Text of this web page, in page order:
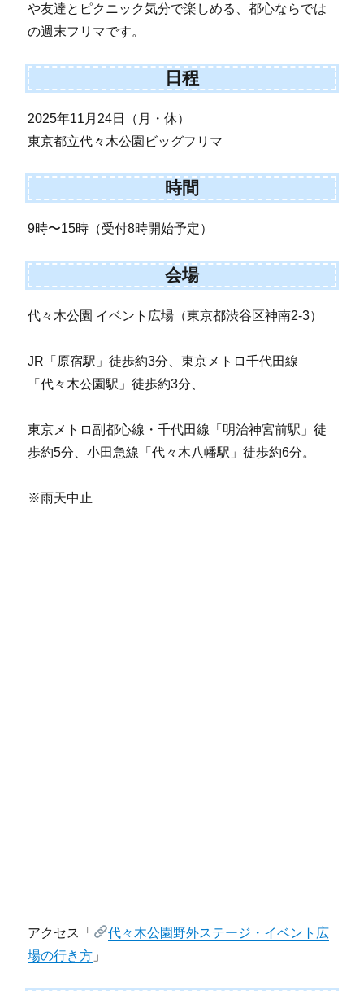
や友達とピクニック気分で楽しめる、都心ならでは
の週末フリマです。
日程
2025年11月24日（月・休）
東京都立代々木公園ビッグフリマ
時間
9時〜15時（受付8時開始予定）
会場
代々木公園 イベント広場（東京都渋谷区神南2-3）
JR「原宿駅」徒歩約3分、東京メトロ千代田線
「代々木公園駅」徒歩約3分、
東京メトロ副都心線・千代田線「明治神宮前駅」徒
歩約5分、小田急線「代々木八幡駅」徒歩約6分。
※雨天中止
アクセス「
代々木公園野外ステージ・イベント広
場の行き方 」